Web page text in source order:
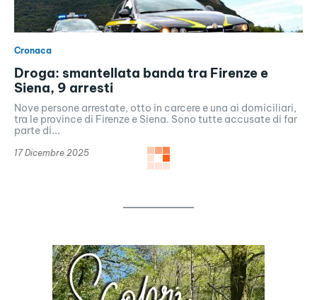
Cronaca
Droga: smantellata banda tra Firenze e
Siena, 9 arresti
Nove persone arrestate, otto in carcere e una ai domiciliari,
tra le province di Firenze e Siena. Sono tutte accusate di far
parte di...
17 Dicembre 2025